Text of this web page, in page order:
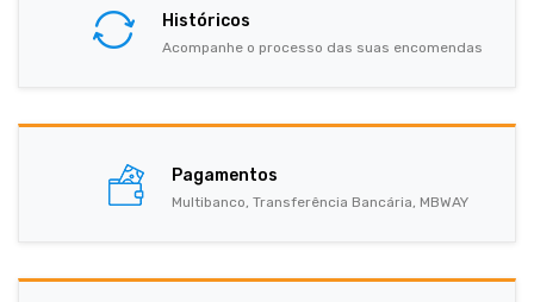
Históricos
Acompanhe o processo das suas encomendas
Pagamentos
Multibanco, Transferência Bancária, MBWAY